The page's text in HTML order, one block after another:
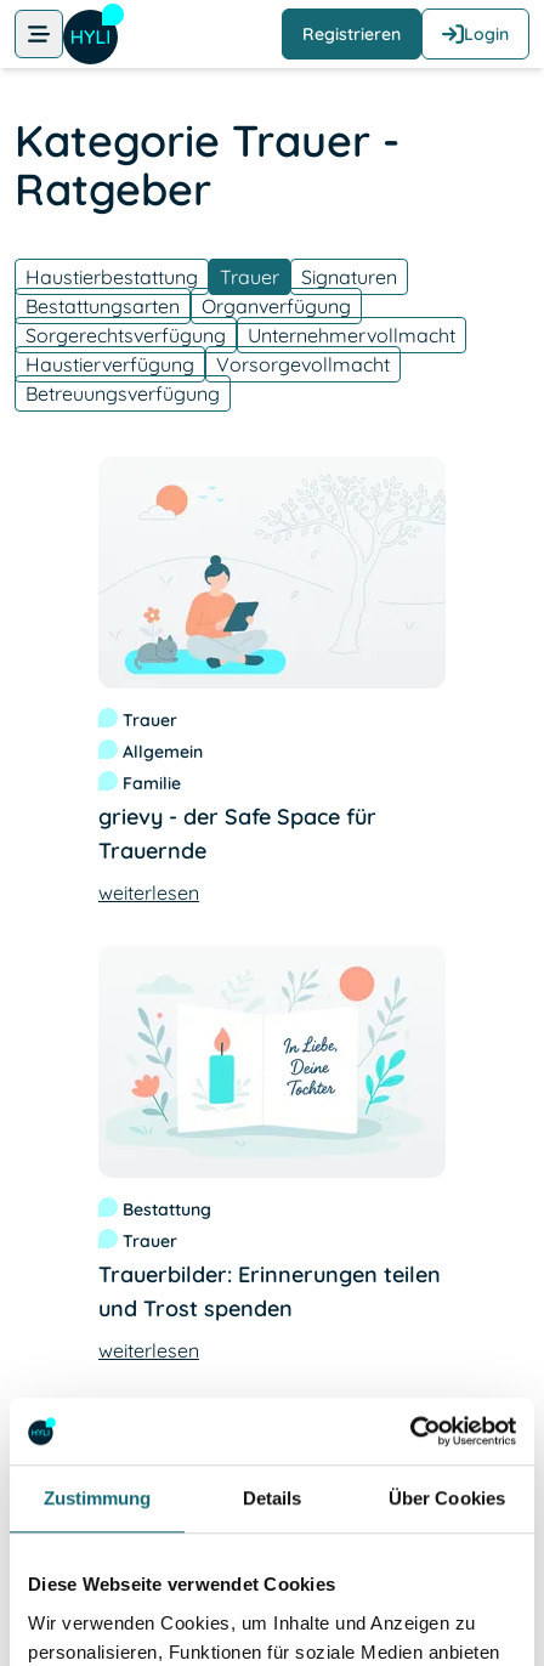
Zustimmung Details Über Cookies
Diese Webseite verwendet Cookies
Wir verwenden Cookies, um Inhalte und Anzeigen zu
personalisieren, Funktionen für soziale Medien anbieten
Registrieren Login
Kategorie Trauer -
Ratgeber
Haustierbestattung Trauer
Signaturen
Bestattungsarten
Organverfügung
Sorgerechtsverfügung
Unternehmervollmacht
Haustierverfügung
Vorsorgevollmacht
Betreuungsverfügung
Trauer
Allgemein
Familie
grievy - der Safe Space für
Trauernde
weiterlesen
Bestattung
Trauer
Trauerbilder: Erinnerungen teilen
und Trost spenden
weiterlesen